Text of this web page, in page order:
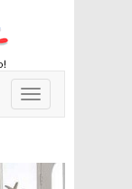
Toggle
navigation